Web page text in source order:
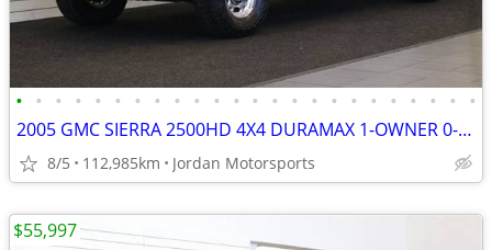
• • • • • • • • • • • • • • • • • • • • • • • •
2005 GMC SIERRA 2500HD 4X4 DURAMAX 1-OWNER 0-RUST silverado 2006 2004
8/5 112,985km Jordan Motorsports
$55,997